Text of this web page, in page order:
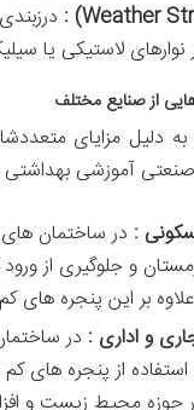
درزبندی
نوارهای لاستیکی یا
ازصنایع مختلف
به دلیل مزایای
صنعتی آموزشی بهداشتی
: در ساختمان های
و جلوگیری ازورود
علاوه بر این پنجره های کم
و اداری : در
استفاده از پنجره های کم
حوزه محیط زیست و